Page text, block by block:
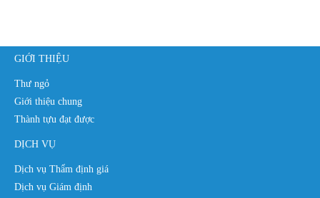
GIỚI THIỆU
Thư ngỏ
Giới thiệu chung
Thành tựu đạt được
DỊCH VỤ
Dịch vụ Thẩm định giá
Dịch vụ Giám định